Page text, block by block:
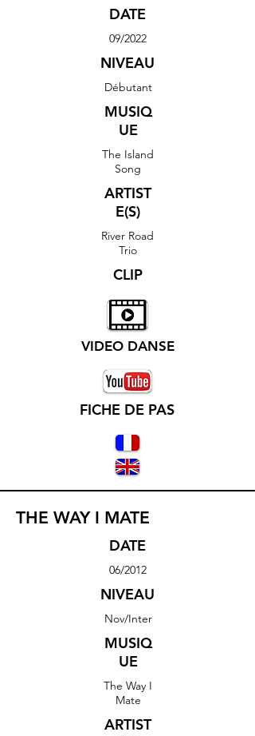
DATE
09/2022
NIVEAU
Débutant
MUSIQ
UE
The Island
Song
ARTIST
E(S)
River Road
Trio
CLIP
VIDEO DANSE
FICHE DE PAS
THE WAY I MATE
DATE
06/2012
NIVEAU
Nov/Inter
MUSIQ
UE
The Way I
Mate
ARTIST